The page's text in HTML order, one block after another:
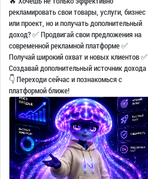
рекламировать свои товары, услуги, бизнес
или проект, но и получать дополнительный
доход? ✅ Продвигай свои предложения на
современной рекламной платформе ✅
Получай широкий охват и новых клиентов ✅
Создавай дополнительный источник дохода
👇 Переходи сейчас и познакомься с
платформой ближе!